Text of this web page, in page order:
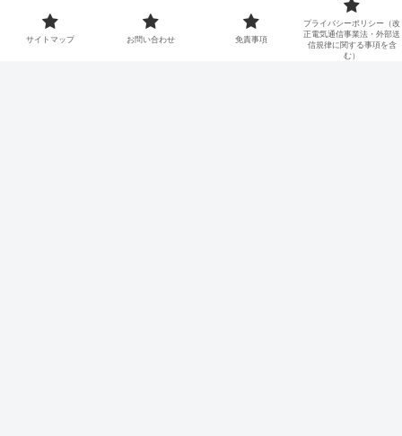
サイトマップ お問い合わせ 免責事項
プライバシーポリシー（改
正電気通信事業法・外部送
信規律に関する事項を含
む）